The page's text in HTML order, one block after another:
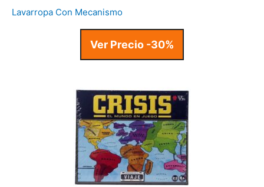
Lavarropa Con Mecanismo
Ver Precio -30%